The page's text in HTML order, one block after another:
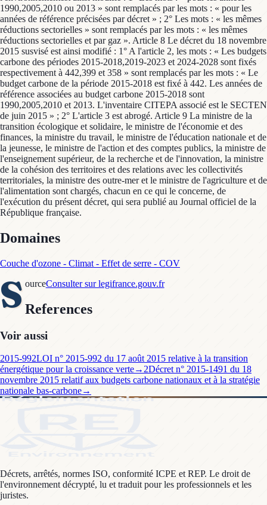
1990,2005,2010 ou 2013 » sont remplacés par les mots : « pour les
années de référence précisées par décret » ; 2° Les mots : « les mêmes
réductions sectorielles » sont remplacés par les mots : « les mêmes
réductions sectorielles et par gaz ». Article 8 Le décret du 18 novembre
2015 susvisé est ainsi modifié : 1° A l'article 2, les mots : « Les budgets
carbone des périodes 2015-2018,2019-2023 et 2024-2028 sont fixés
respectivement à 442,399 et 358 » sont remplacés par les mots : « Le
budget carbone de la période 2015-2018 est fixé à 442. Les années de
référence associées au budget carbone 2015-2018 sont
1990,2005,2010 et 2013. L'inventaire CITEPA associé est le SECTEN
de juin 2015 » ; 2° L'article 3 est abrogé. Article 9 La ministre de la
transition écologique et solidaire, le ministre de l'économie et des
finances, la ministre du travail, le ministre de l'éducation nationale et de
la jeunesse, le ministre de l'action et des comptes publics, la ministre de
l'enseignement supérieur, de la recherche et de l'innovation, la ministre
de la cohésion des territoires et des relations avec les collectivités
territoriales, la ministre des outre-mer et le ministre de l'agriculture et de
l'alimentation sont chargés, chacun en ce qui le concerne, de
l'exécution du présent décret, qui sera publié au Journal officiel de la
République française.
Domaines
Couche d'ozone - Climat - Effet de serre - COV
S ourceConsulter sur legifrance.gouv.fr
References
Voir aussi
2015-992LOI n° 2015-992 du 17 août 2015 relative à la transition
énergétique pour la croissance verte→2Décret n° 2015-1491 du 18
novembre 2015 relatif aux budgets carbone nationaux et à la stratégie
nationale bas-carbone→
Décrets, arrêtés, normes ISO, conformité ICPE et REP. Le droit de
l'environnement décrypté, lu et traduit pour les professionnels et les
juristes.